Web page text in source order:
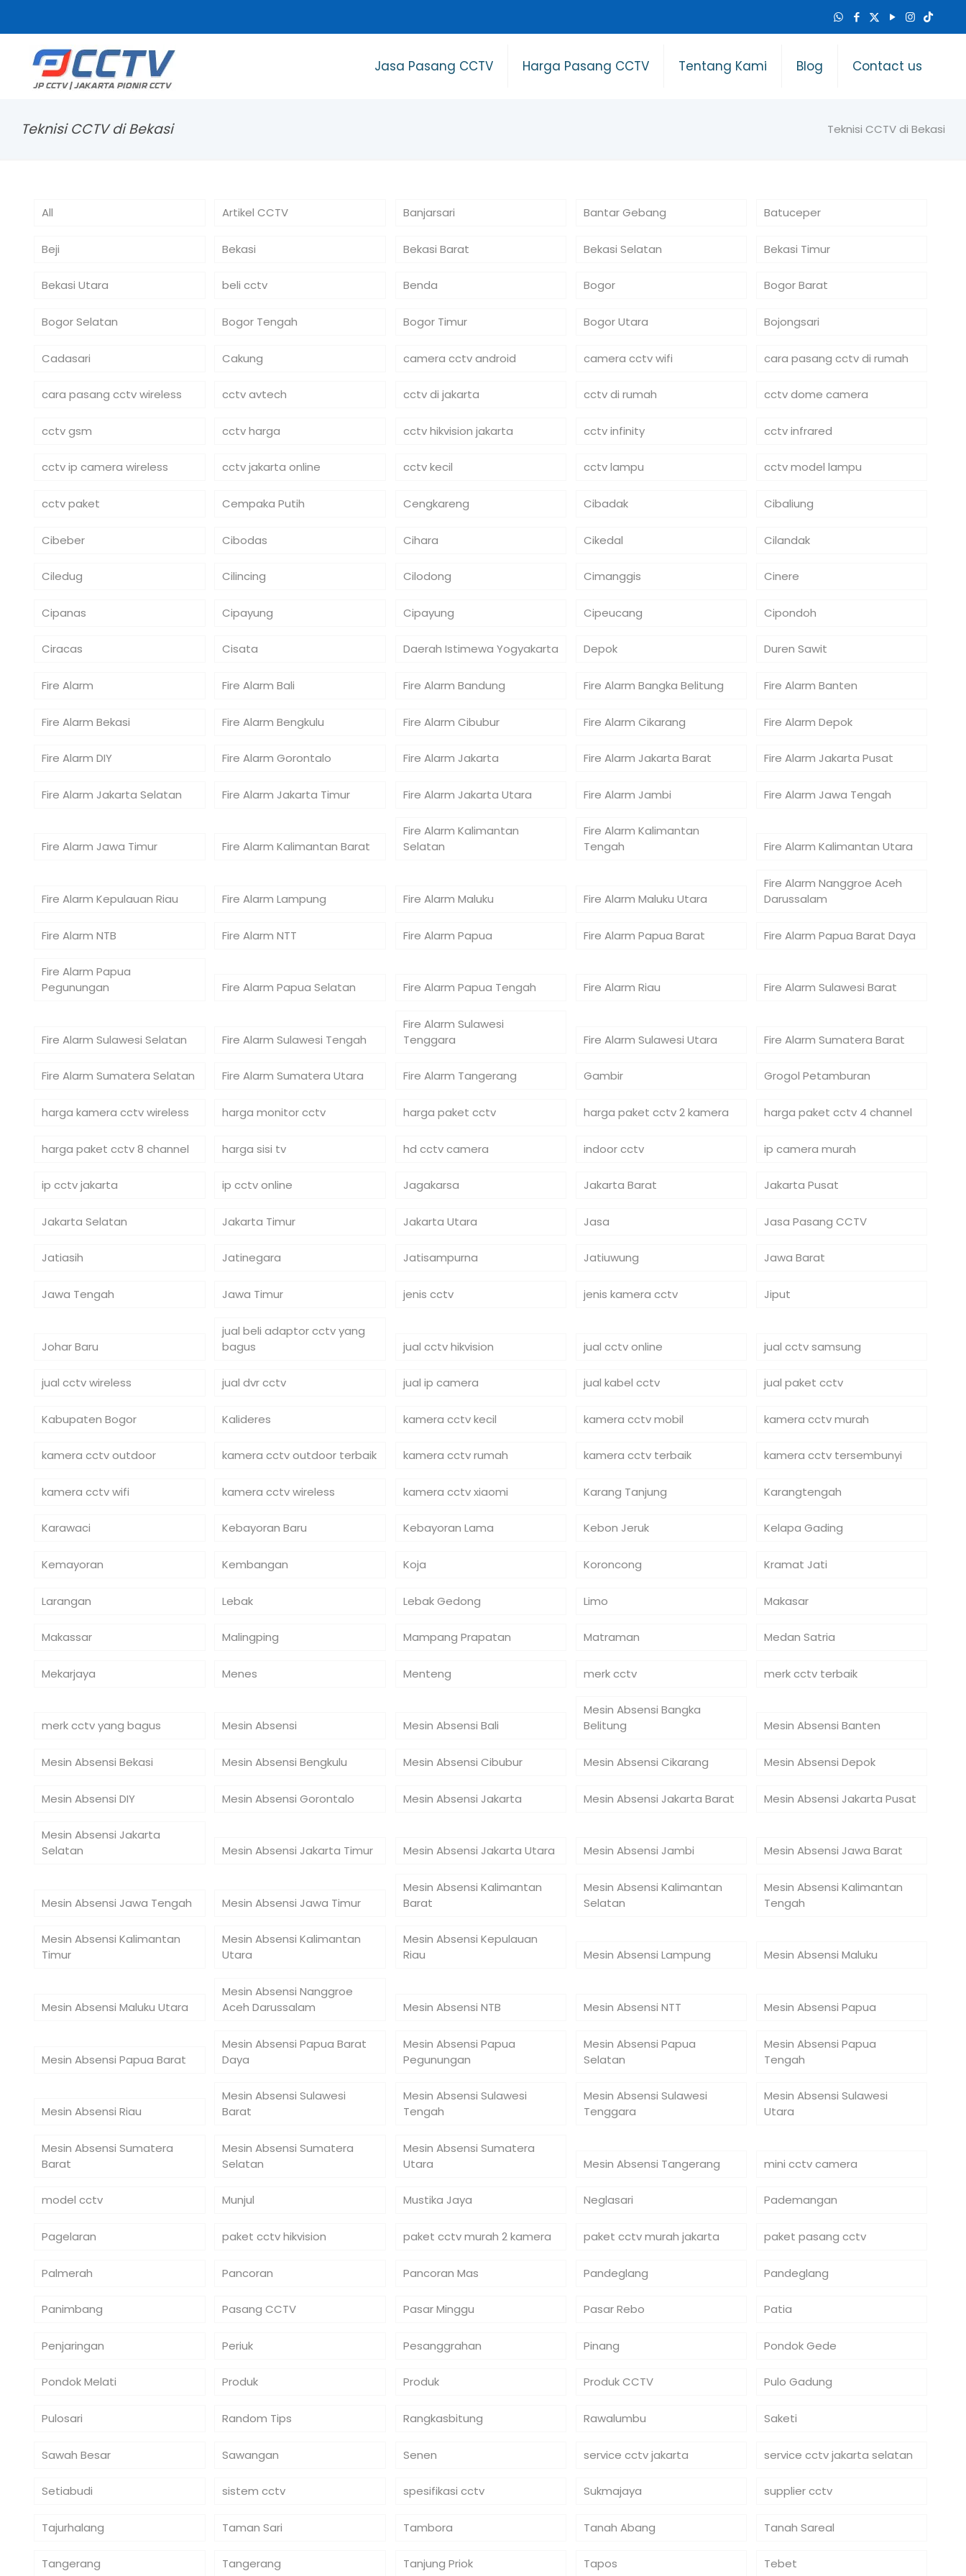
Jasa Pasang CCTV Harga Pasang CCTV Tentang Kami Blog Contact us
Teknisi CCTV di Bekasi Teknisi CCTV di Bekasi
All Artikel CCTV Banjarsari Bantar Gebang Batuceper
Beji Bekasi Bekasi Barat Bekasi Selatan Bekasi Timur
Bekasi Utara beli cctv Benda Bogor Bogor Barat
Bogor Selatan Bogor Tengah Bogor Timur Bogor Utara Bojongsari
Cadasari Cakung camera cctv android camera cctv wifi cara pasang cctv di rumah
cara pasang cctv wireless cctv avtech cctv di jakarta cctv di rumah cctv dome camera
cctv gsm cctv harga cctv hikvision jakarta cctv infinity cctv infrared
cctv ip camera wireless cctv jakarta online cctv kecil cctv lampu cctv model lampu
cctv paket Cempaka Putih Cengkareng Cibadak Cibaliung
Cibeber Cibodas Cihara Cikedal Cilandak
Ciledug Cilincing Cilodong Cimanggis Cinere
Cipanas Cipayung Cipayung Cipeucang Cipondoh
Ciracas Cisata Daerah Istimewa Yogyakarta Depok Duren Sawit
Fire Alarm Fire Alarm Bali Fire Alarm Bandung Fire Alarm Bangka Belitung Fire Alarm Banten
Fire Alarm Bekasi Fire Alarm Bengkulu Fire Alarm Cibubur Fire Alarm Cikarang Fire Alarm Depok
Fire Alarm DIY Fire Alarm Gorontalo Fire Alarm Jakarta Fire Alarm Jakarta Barat Fire Alarm Jakarta Pusat
Fire Alarm Jakarta Selatan Fire Alarm Jakarta Timur Fire Alarm Jakarta Utara Fire Alarm Jambi Fire Alarm Jawa Tengah
Fire Alarm Jawa Timur Fire Alarm Kalimantan Barat
Fire Alarm Kalimantan
Selatan
Fire Alarm Kalimantan
Tengah
Fire Alarm Kalimantan Utara
Fire Alarm Kepulauan Riau Fire Alarm Lampung Fire Alarm Maluku Fire Alarm Maluku Utara
Fire Alarm Nanggroe Aceh
Darussalam
Fire Alarm NTB Fire Alarm NTT Fire Alarm Papua Fire Alarm Papua Barat Fire Alarm Papua Barat Daya
Fire Alarm Papua
Pegunungan
Fire Alarm Papua Selatan Fire Alarm Papua Tengah Fire Alarm Riau Fire Alarm Sulawesi Barat
Fire Alarm Sulawesi Selatan Fire Alarm Sulawesi Tengah
Fire Alarm Sulawesi
Tenggara
Fire Alarm Sulawesi Utara Fire Alarm Sumatera Barat
Fire Alarm Sumatera Selatan Fire Alarm Sumatera Utara Fire Alarm Tangerang Gambir Grogol Petamburan
harga kamera cctv wireless harga monitor cctv harga paket cctv harga paket cctv 2 kamera harga paket cctv 4 channel
harga paket cctv 8 channel harga sisi tv hd cctv camera indoor cctv ip camera murah
ip cctv jakarta ip cctv online Jagakarsa Jakarta Barat Jakarta Pusat
Jakarta Selatan Jakarta Timur Jakarta Utara Jasa Jasa Pasang CCTV
Jatiasih Jatinegara Jatisampurna Jatiuwung Jawa Barat
Jawa Tengah Jawa Timur jenis cctv jenis kamera cctv Jiput
Johar Baru
jual beli adaptor cctv yang
bagus
jual cctv hikvision jual cctv online jual cctv samsung
jual cctv wireless jual dvr cctv jual ip camera jual kabel cctv jual paket cctv
Kabupaten Bogor Kalideres kamera cctv kecil kamera cctv mobil kamera cctv murah
kamera cctv outdoor kamera cctv outdoor terbaik kamera cctv rumah kamera cctv terbaik kamera cctv tersembunyi
kamera cctv wifi kamera cctv wireless kamera cctv xiaomi Karang Tanjung Karangtengah
Karawaci Kebayoran Baru Kebayoran Lama Kebon Jeruk Kelapa Gading
Kemayoran Kembangan Koja Koroncong Kramat Jati
Larangan Lebak Lebak Gedong Limo Makasar
Makassar Malingping Mampang Prapatan Matraman Medan Satria
Mekarjaya Menes Menteng merk cctv merk cctv terbaik
merk cctv yang bagus Mesin Absensi Mesin Absensi Bali
Mesin Absensi Bangka
Belitung
Mesin Absensi Banten
Mesin Absensi Bekasi Mesin Absensi Bengkulu Mesin Absensi Cibubur Mesin Absensi Cikarang Mesin Absensi Depok
Mesin Absensi DIY Mesin Absensi Gorontalo Mesin Absensi Jakarta Mesin Absensi Jakarta Barat Mesin Absensi Jakarta Pusat
Mesin Absensi Jakarta
Selatan
Mesin Absensi Jakarta Timur Mesin Absensi Jakarta Utara Mesin Absensi Jambi Mesin Absensi Jawa Barat
Mesin Absensi Jawa Tengah Mesin Absensi Jawa Timur
Mesin Absensi Kalimantan
Barat
Mesin Absensi Kalimantan
Selatan
Mesin Absensi Kalimantan
Tengah
Mesin Absensi Kalimantan
Timur
Mesin Absensi Kalimantan
Utara
Mesin Absensi Kepulauan
Riau
Mesin Absensi Lampung Mesin Absensi Maluku
Mesin Absensi Maluku Utara
Mesin Absensi Nanggroe
Aceh Darussalam
Mesin Absensi NTB Mesin Absensi NTT Mesin Absensi Papua
Mesin Absensi Papua Barat
Mesin Absensi Papua Barat
Daya
Mesin Absensi Papua
Pegunungan
Mesin Absensi Papua
Selatan
Mesin Absensi Papua
Tengah
Mesin Absensi Riau
Mesin Absensi Sulawesi
Barat
Mesin Absensi Sulawesi
Tengah
Mesin Absensi Sulawesi
Tenggara
Mesin Absensi Sulawesi
Utara
Mesin Absensi Sumatera
Barat
Mesin Absensi Sumatera
Selatan
Mesin Absensi Sumatera
Utara
Mesin Absensi Tangerang mini cctv camera
model cctv Munjul Mustika Jaya Neglasari Pademangan
Pagelaran paket cctv hikvision paket cctv murah 2 kamera paket cctv murah jakarta paket pasang cctv
Palmerah Pancoran Pancoran Mas Pandeglang Pandeglang
Panimbang Pasang CCTV Pasar Minggu Pasar Rebo Patia
Penjaringan Periuk Pesanggrahan Pinang Pondok Gede
Pondok Melati Produk Produk Produk CCTV Pulo Gadung
Pulosari Random Tips Rangkasbitung Rawalumbu Saketi
Sawah Besar Sawangan Senen service cctv jakarta service cctv jakarta selatan
Setiabudi sistem cctv spesifikasi cctv Sukmajaya supplier cctv
Tajurhalang Taman Sari Tambora Tanah Abang Tanah Sareal
Tangerang Tangerang Tanjung Priok Tapos Tebet